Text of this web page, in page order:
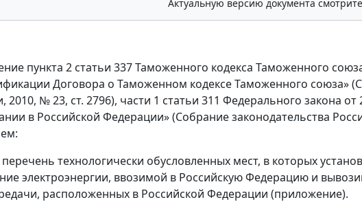
Актуальную версию документа смотрите
пункта 2 статьи 337 Таможенного кодекса Таможенного
Договора о Таможенном кодексе Таможенного союза»
2010, № 23, ст. 2796), части 1 статьи 311 Федерального закона
в Российской Федерации» (Собрание законодательства
технологически обусловленных мест, в которых
электроэнергии, ввозимой в Российскую Федерацию и
расположенных в Российской Федерации (приложение).